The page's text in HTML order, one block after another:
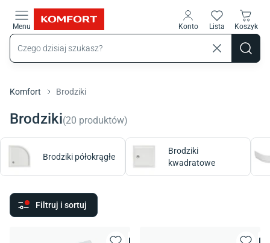
Menu Konto Lista Koszyk
Komfort Brodziki
Brodziki(20 produktów)
Brodziki półokrągłe
Brodziki
kwadratowe
Filtruj i sortuj